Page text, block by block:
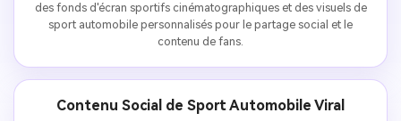
des fonds d'écran sportifs cinématographiques et des visuels de
sport automobile personnalisés pour le partage social et le
contenu de fans.
Contenu Social de Sport Automobile Viral